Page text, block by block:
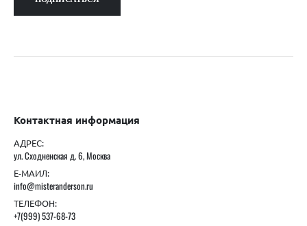
Контактная информация
АДРЕС:
ул. Сходненская д. 6, Москва
Е-МАИЛ:
info@misteranderson.ru
ТЕЛЕФОН:
+7(999) 537-68-73